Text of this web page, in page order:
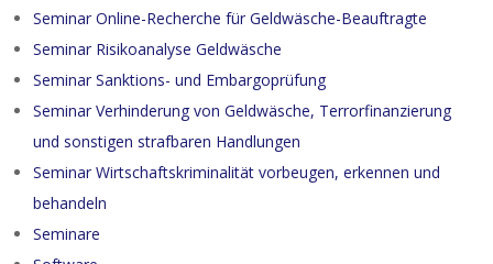
Seminar Online-Recherche für Geldwäsche-Beauftragte
Seminar Risikoanalyse Geldwäsche
Seminar Sanktions- und Embargoprüfung
Seminar Verhinderung von Geldwäsche, Terrorfinanzierung
und sonstigen strafbaren Handlungen
Seminar Wirtschaftskriminalität vorbeugen, erkennen und
behandeln
Seminare